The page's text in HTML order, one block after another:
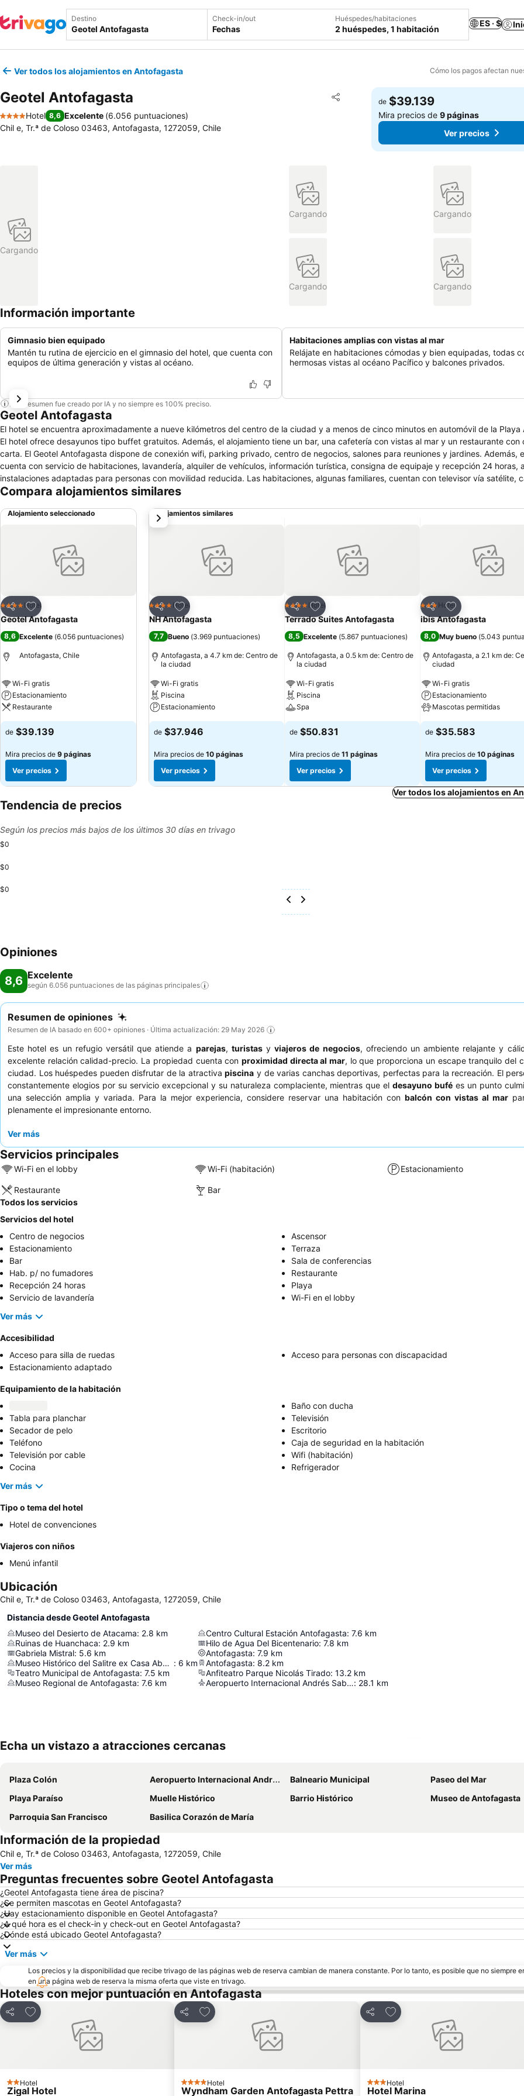
Destino Check-in/out
Fechas
Huéspedes/habitaciones
2 huéspedes, 1 habitación
ES · $
Ver todos los alojamientos en Antofagasta Cómo los pagos afectan
Geotel Antofagasta Compartir
Agregar a favoritos
4 Estrellas
Hotel 8,6 Excelente (6.056 puntuaciones)
Chil e, Tr.ª de Coloso 03463, Antofagasta, 1272059, Chile
de $39.139
Mira precios de9 páginas
Ver precios
Cargando
Cargando Cargando
Cargando Cargando
Información importante
Gimnasio bien equipado
Mantén tu rutina de ejercicio en el gimnasio del hotel, que cuenta con
equipos de última generación y vistas al océano.
Habitaciones amplias con vistas al mar
Relájate en habitaciones cómodas y bien equipadas, todas
hermosas vistas al océano Pacífico y balcones privados.
Este resumen fue creado por IA y no siempre es 100% preciso.
Geotel Antofagasta
El hotel se encuentra aproximadamente a nueve kilómetros del centro de la ciudad y a menos de cinco minutos en automóvil de la Playa
El hotel ofrece desayunos tipo buffet gratuitos. Además, el alojamiento tiene un bar, una cafetería con vistas al mar y un restaurante con
carta. El Geotel Antofagasta dispone de conexión wifi, parking privado, centro de negocios, salones para reuniones y jardines. Además,
cuenta con servicio de habitaciones, lavandería, alquiler de vehículos, información turística, consigna de equipaje y recepción 24 horas,
instalaciones adaptadas para personas con movilidad reducida. Las habitaciones, algunas familiares, cuentan con televisor vía satélite,
cafetera, balcón, minibar, set de planchado y baño privado con secador de cabello y amenities. El Geotel Antofagasta es un aparthotel
Compara alojamientos similares
Alojamiento seleccionado
Compartir
Agregar a favoritos
4 EstrellasHotel
Geotel Antofagasta
8,6 Excelente (6.056 puntuaciones)
Antofagasta, Chile
Wi-Fi gratis
Estacionamiento
Restaurante
de $39.139
Mira precios de 9 páginas
Ver precios
Alojamientos similares
Compartir
Agregar a favoritos
4 EstrellasHotel
NH Antofagasta
7,7 Bueno (3.969 puntuaciones)
Antofagasta, a 4.7 km de: Centro de
la ciudad
Wi-Fi gratis
Piscina
Estacionamiento
de $37.946
Mira precios de 10 páginas
Ver precios
Compartir
Agregar a favoritos
4 EstrellasHotel
Terrado Suites Antofagasta
8,5 Excelente (5.867 puntuaciones)
Antofagasta, a 0.5 km de: Centro de
la ciudad
Wi-Fi gratis
Piscina
Spa
de $50.831
Mira precios de 11 páginas
Ver precios
Compartir
Agregar a
3 Estrellas
Hotel
ibis Antofagasta
8,0 Muy bueno (5.043
Antofagasta, a 2.1 km de:
ciudad
Wi-Fi gratis
Estacionamiento
Mascotas permitidas
de $35.583
Mira precios de 10 páginas
Ver precios
siguiente
Ver todos los alojamientos en
Tendencia de precios
Según los precios más bajos de los últimos 30 días en trivago
$0
$0
$0
Opiniones
8,6 Excelente
según 6.056 puntuaciones de las páginas principales
Resumen de opiniones
Resumen de IA basado en 600+ opiniones · Última actualización: 29 May 2026
Este hotel es un refugio versátil que atiende a parejas, turistasyviajeros de negocios, ofreciendo un ambiente relajante y
excelente relación calidad-precio. La propiedad cuenta con proximidad directa al mar, lo que proporciona un escape tranquilo del
ciudad. Los huéspedes pueden disfrutar de la atractivapiscina y de varias canchas deportivas, perfectas para la recreación. El
constantemente elogios por su servicio excepcional y su naturaleza complaciente, mientras que eldesayuno bufé es un punto
una selección amplia y variada. Para la mejor experiencia, considere reservar una habitación con balcón con vistas al mar
plenamente el impresionante entorno.
Ver más
Servicios principales
Wi-Fi en el lobby Wi-Fi (habitación) Estacionamiento
Restaurante
Bar
Todos los servicios
Servicios del hotel
Centro de negocios
Ascensor
Estacionamiento
Terraza
Bar
Sala de conferencias
Hab. p/ no fumadores
Restaurante
Recepción 24 horas
Playa
Servicio de lavandería
Wi-Fi en el lobby
Ver más
Accesibilidad
Acceso para silla de ruedas
Acceso para personas con discapacidad
Estacionamiento adaptado
Equipamiento de la habitación
Baño con ducha
Tabla para planchar
Televisión
Secador de pelo
Escritorio
Teléfono
Caja de seguridad en la habitación
Televisión por cable
Wifi (habitación)
Cocina
Refrigerador
Ver más
Tipo o tema del hotel
Hotel de convenciones
Viajeros con niños
Menú infantil
Ubicación
Chil e, Tr.ª de Coloso 03463, Antofagasta, 1272059, Chile
Distancia desde Geotel Antofagasta
Museo del Desierto de Atacama: 2.8 km
Ruinas de Huanchaca: 2.9 km
Gabriela Mistral: 5.6 km
Museo Histórico del Salitre ex Casa Abaroa : 6 km
Teatro Municipal de Antofagasta: 7.5 km
Museo Regional de Antofagasta: 7.6 km
Centro Cultural Estación Antofagasta: 7.6 km
Hilo de Agua Del Bicentenario: 7.8 km
Antofagasta: 7.9 km
Antofagasta: 8.2 km
Anfiteatro Parque Nicolás Tirado: 13.2 km
Aeropuerto Internacional Andrés Sabella: 28.1 km
Echa un vistazo a atracciones cercanas
Plaza Colón Aeropuerto Internacional Andrés Sabella Balneario Municipal
Paseo del Mar
Playa Paraíso
Muelle Histórico Barrio Histórico
Museo de Antofagasta
Parroquia San Francisco
Basilica Corazón de María
Información de la propiedad
Chil e, Tr.ª de Coloso 03463, Antofagasta, 1272059, Chile
Ver más
Preguntas frecuentes sobre Geotel Antofagasta
¿Geotel Antofagasta tiene área de piscina?
¿Se permiten mascotas en Geotel Antofagasta?
¿Hay estacionamiento disponible en Geotel Antofagasta?
¿A qué hora es el check-in y check-out en Geotel Antofagasta?
¿Dónde está ubicado Geotel Antofagasta?
Ver más
Los precios y la disponibilidad que recibe trivago de las páginas web de reserva cambian de manera constante. Por lo tanto, es posible que no siempre
en una página web de reserva la misma oferta que viste en trivago.
Hoteles con mejor puntuación en Antofagasta
Compartir
Agregar a favoritos
2 Estrellas
Hotel
Zigal Hotel
Compartir
Agregar a favoritos
4 Estrellas
Hotel
Wyndham Garden Antofagasta Pettra
Compartir
Agregar a favoritos
3 Estrellas
Hotel
Hotel Marina